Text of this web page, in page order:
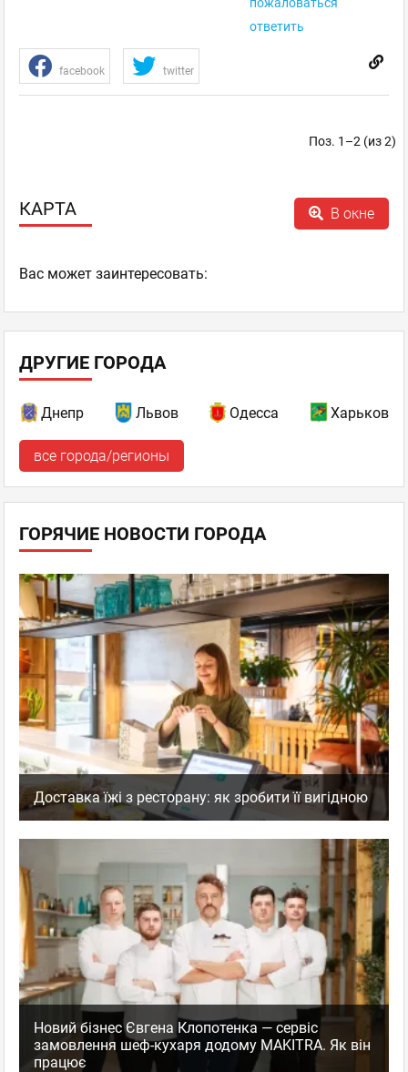
пожаловаться
ответить
facebook twitter
Поз. 1–2 (из 2)
КАРТА В окне
Ваc может заинтересовать:
ДРУГИЕ ГОРОДА
Днепр Львов Одесса Харьков
все города/регионы
ГОРЯЧИЕ НОВОСТИ ГОРОДА
Доставка їжі з ресторану: як зробити її вигідною
Новий бізнес Євгена Клопотенка — сервіс
замовлення шеф-кухаря додому MAKITRA. Як він
працює